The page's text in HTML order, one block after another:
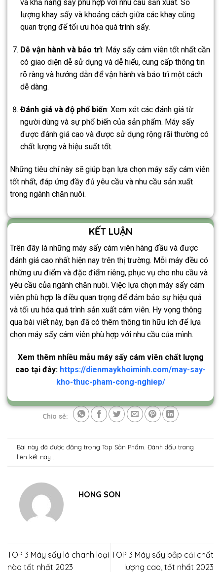
và khả năng sấy phù hợp với nhu cầu sản xuất. Số
lượng khay sấy và khoảng cách giữa các khay cũng
quan trọng để tối ưu hóa quá trình sấy.
Dễ vận hành và bảo trì: Máy sấy cám viên tốt nhất cần
có giao diện dễ sử dụng và dễ hiểu, cung cấp thông tin
rõ ràng và hướng dẫn để vận hành và bảo trì một cách
dễ dàng.
Đánh giá và độ phổ biến: Xem xét các đánh giá từ
người dùng và sự phổ biến của sản phẩm. Máy sấy
được đánh giá cao và được sử dụng rộng rãi thường có
chất lượng và hiệu suất tốt.
Những tiêu chí này sẽ giúp bạn lựa chọn máy sấy cám viên
tốt nhất, đáp ứng đầy đủ yêu cầu và nhu cầu sản xuất
trong ngành chăn nuôi.
KẾT LUẬN
Trên đây là những máy sấy cám viên hàng đầu và được
đánh giá cao nhất hiện nay trên thị trường. Mỗi máy đều có
những ưu điểm và đặc điểm riêng, phục vụ cho nhu cầu và
yêu cầu của ngành chăn nuôi. Việc lựa chọn máy sấy cám
viên phù hợp là điều quan trọng để đảm bảo sự hiệu quả
và tối ưu hóa quá trình sản xuất cám viên. Hy vọng thông
qua bài viết này, bạn đã có thêm thông tin hữu ích để lựa
chọn máy sấy cám viên phù hợp với nhu cầu của mình.
Xem thêm nhiều mẫu máy sấy cám viên chất lượng
cao tại đây: https://dienmaykhoiminh.com/may-say-
kho-thuc-pham-cong-nghiep/
Chia sẻ:
Bài này đã được đăng trongTop Sản Phẩm. Đánh dấu trang
liên kết này .
HONG SON
TOP 3 Máy sấy lá chanh loại
nào tốt nhất 2023
TOP 3 Máy sấy bắp cải chất
lượng cao, tốt nhất 2023